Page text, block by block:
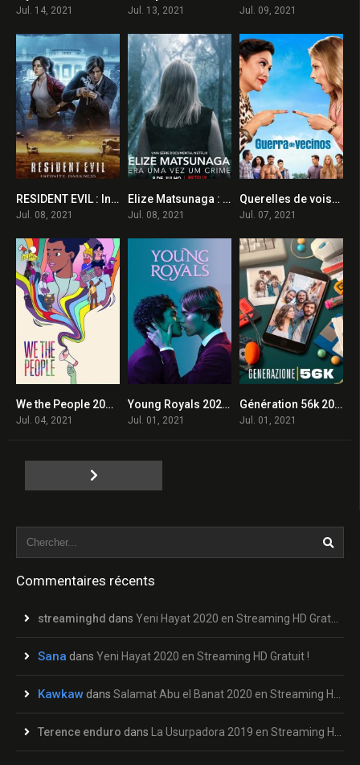
Jul. 14, 2021 Jul. 13, 2021 Jul. 09, 2021
8.1RESIDENT EVIL : Infinite Darkness 2021 en Streaming HD Gratuit !
Jul. 08, 2021
6.7Elize Matsunaga : Sinistre conte de fées 2021 en Streaming HD Gratuit !
Jul. 08, 2021
7.4Querelles de voisinage 2021 en Streaming HD Gratuit !
Jul. 07, 2021
0
We the People 2021 en Streaming HD Gratuit !
Jul. 04, 2021
9.1Young Royals 2021 en Streaming HD Gratuit !
Jul. 01, 2021
7.9Génération 56k 2021 en Streaming HD Gratuit !
Jul. 01, 2021
Commentaires récents
streaminghd dans Yeni Hayat 2020 en Streaming HD Gratuit !
Sana dans Yeni Hayat 2020 en Streaming HD Gratuit !
Kawkaw dans Salamat Abu el Banat 2020 en Streaming HD Gratuit !
Terence enduro dans La Usurpadora 2019 en Streaming HD Gratuit !